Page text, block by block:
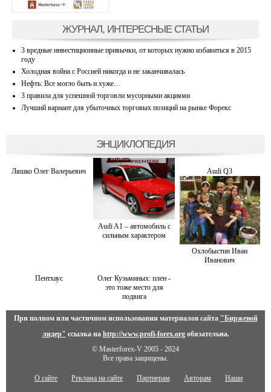
ЖУРНАЛ, ИНТЕРЕСНЫЕ СТАТЬИ
3 вредные инвестиционные привычки, от которых нужно избавиться в 2015
году
Холодная война с Россией никогда и не заканчивалась
Нефть: Все могло быть и хуже…
3 правила для успешной торговли мусорными акциями
Лучший вариант для убыточных торговых позиций на рынке Форекс
ЭНЦИКЛОПЕДИЯ
Ляшко Олег Валерьевич
Audi A1 – автомобиль с
сильным характером
Audi Q3
Охлобыстин Иван
Иванович
Пентхаус
Олег Кузьминых: плен -
это тоже место для
подвига
При полном или частичном использовании материалов сайта "Биржевой
лидер" ссылка на http://www.profi-forex.orgобязательна.
© Masterforex-V 2005 - 2024
Все права защищены.
О сайте Реклама на сайте Партнерам Авторам Наши